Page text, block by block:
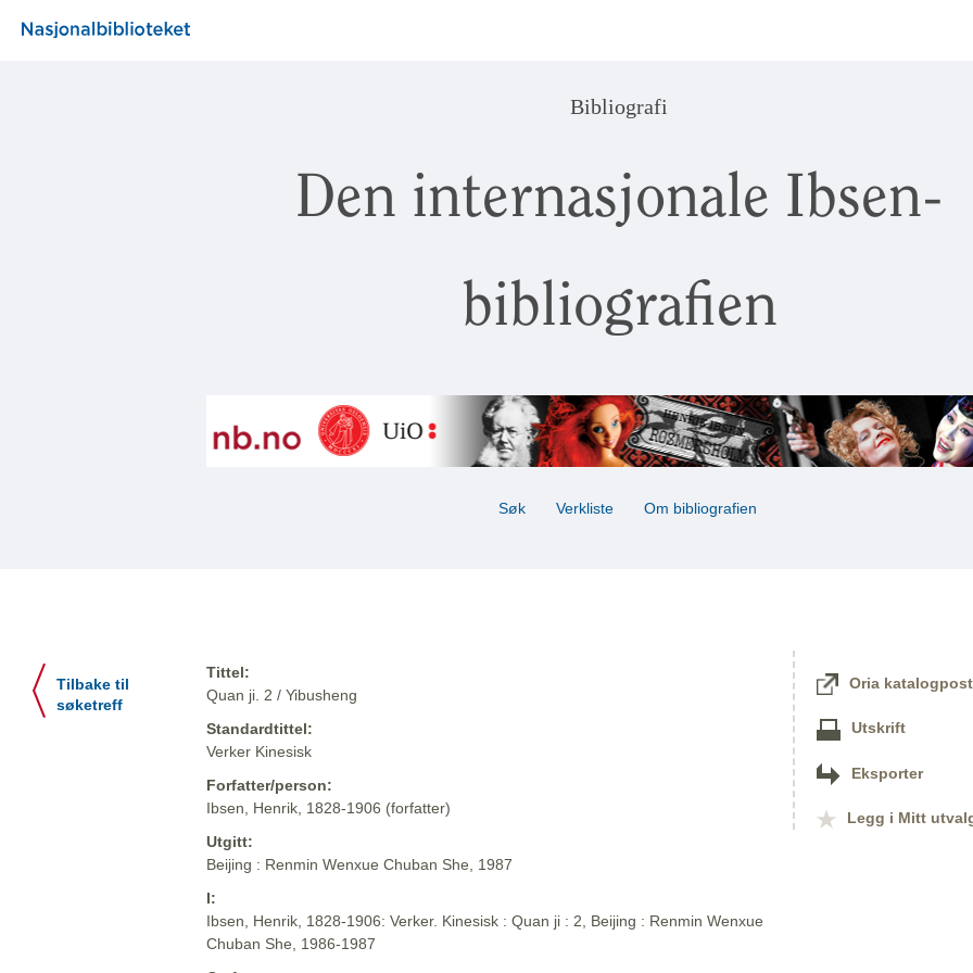
Bibliografi
Den internasjonale Ibsen-
bibliografien
Søk Verkliste Om bibliografien
Tilbake til
søketreff
Tittel:
Quan ji. 2 / Yibusheng
Standardtittel:
Verker Kinesisk
Forfatter/person:
Ibsen, Henrik, 1828-1906 (forfatter)
Utgitt:
Beijing : Renmin Wenxue Chuban She, 1987
I:
Ibsen, Henrik, 1828-1906: Verker. Kinesisk : Quan ji : 2, Beijing : Renmin Wenxue
Chuban She, 1986-1987
Oria katalogpost
Utskrift
Eksporter
Legg i Mitt